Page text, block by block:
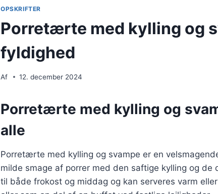
OPSKRIFTER
Porretærte med kylling og
fyldighed
Af 12. december 2024
Porretærte med kylling og
alle
Porretærte med kylling og svampe er en
milde smage af porrer med den saftige kylling og
til både frokost og middag og kan serveres varm